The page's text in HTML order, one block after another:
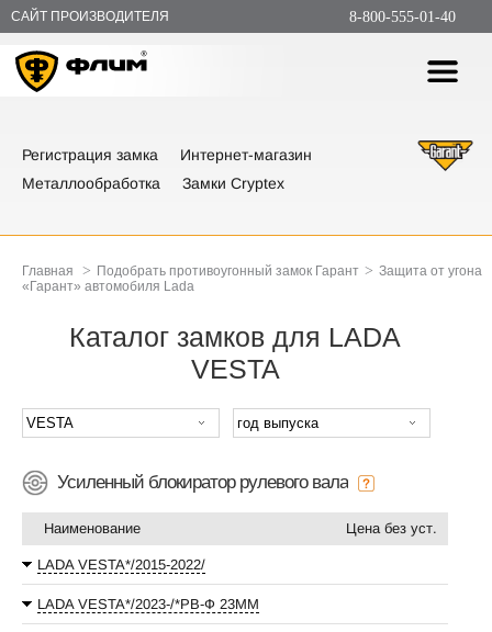
САЙТ ПРОИЗВОДИТЕЛЯ 8-800-555-01-40
Регистрация замка
Интернет-магазин
Металлообработка
Замки Cryptex
Главная > Подобрать противоугонный замок Гарант > Защита от угона
«Гарант» автомобиля Lada
Каталог замков для LADA
VESTA
Усиленный блокиратор рулевого вала
Наименование Цена без уст.
LADA VESTA*/2015-2022/
LADA VESTA*/2023-/*РВ-Ф 23ММ